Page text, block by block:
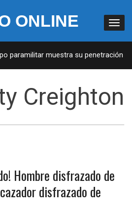
ONLINE
paramilitar muestra su penetración en
Creighton
Hombre disfrazado de
disfrazado de